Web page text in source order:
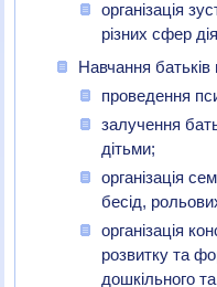
організація
різних сфер
Навчання батьків
проведення
залучення
дітьми;
організація
бесід,
організація
розвитку та
дошкільного